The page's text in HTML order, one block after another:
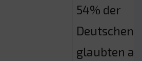
54% der
Deutschen
glaubten an